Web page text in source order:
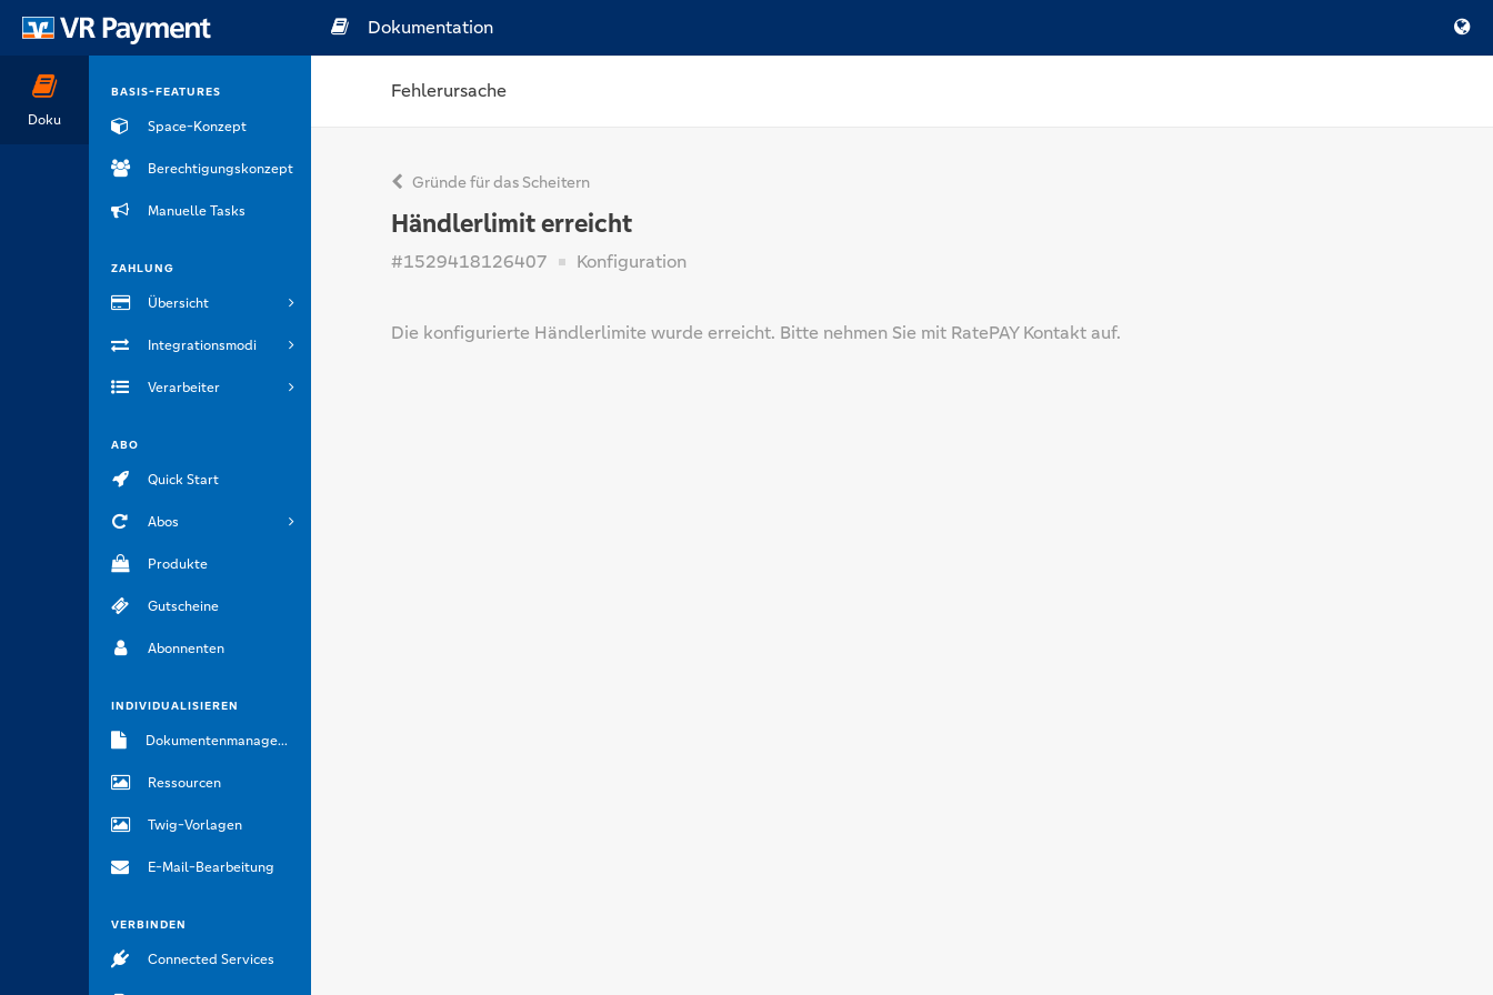
Doku
BASIS-FEATURES
Space-Konzept
Berechtigungskonzept
Manuelle Tasks
ZAHLUNG
Übersicht
Integrationsmodi
Verarbeiter
ABO
Quick Start
Abos
Produkte
Gutscheine
Abonnenten
INDIVIDUALISIEREN
Dokumentenmanagement
Ressourcen
Twig-Vorlagen
E-Mail-Bearbeitung
VERBINDEN
Connected Services
Dokumentation
Fehlerursache
Gründe für das Scheitern
Händlerlimit erreicht
#1529418126407 Konfiguration
Die konfigurierte Händlerlimite wurde erreicht. Bitte nehmen Sie mit RatePAY Kontakt auf.